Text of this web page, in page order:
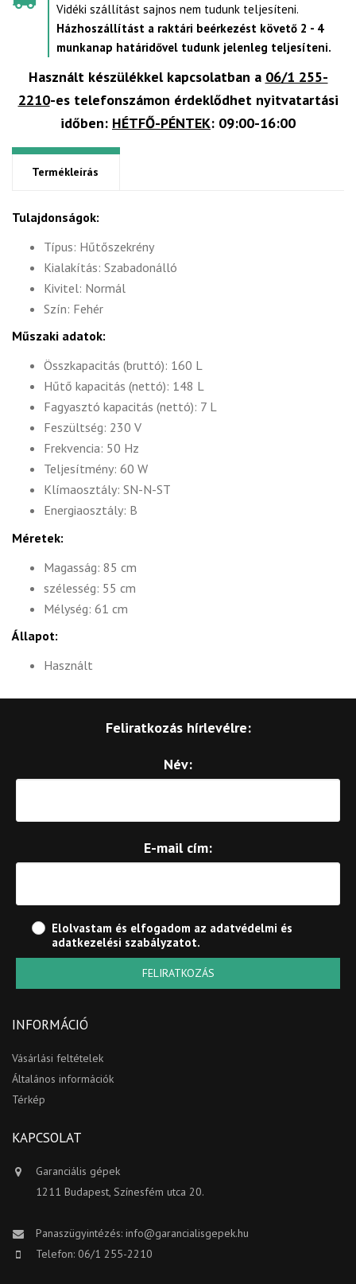
Vidéki szállítást sajnos nem tudunk teljesíteni.
Házhoszállítást a raktári beérkezést követő 2 - 4
munkanap határidővel tudunk jelenleg teljesíteni.
Használt készülékkel kapcsolatban a 06/1 255-
2210-es telefonszámon érdeklődhet nyitvatartási
időben: HÉTFŐ-PÉNTEK: 09:00-16:00
Termékleírás
Tulajdonságok:
Típus: Hűtőszekrény
Kialakítás: Szabadonálló
Kivitel: Normál
Szín: Fehér
Műszaki adatok:
Összkapacitás (bruttó): 160 L
Hűtő kapacitás (nettó): 148 L
Fagyasztó kapacitás (nettó): 7 L
Feszültség: 230 V
Frekvencia: 50 Hz
Teljesítmény: 60 W
Klímaosztály: SN-N-ST
Energiaosztály: B
Méretek:
Magasság: 85 cm
szélesség: 55 cm
Mélység: 61 cm
Állapot:
Használt
Feliratkozás hírlevélre:
Név:
E-mail cím:
Elolvastam és elfogadom az adatvédelmi és
adatkezelési szabályzatot.
FELIRATKOZÁS
INFORMÁCIÓ
Vásárlási feltételek
Általános információk
Térkép
KAPCSOLAT
Garanciális gépek
1211 Budapest, Színesfém utca 20.
Panaszügyintézés: info@garancialisgepek.hu
Telefon: 06/1 255-2210